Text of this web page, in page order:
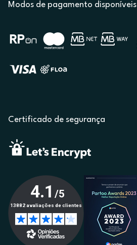
Modos de pagamento disponíveis
Certificado de segurança